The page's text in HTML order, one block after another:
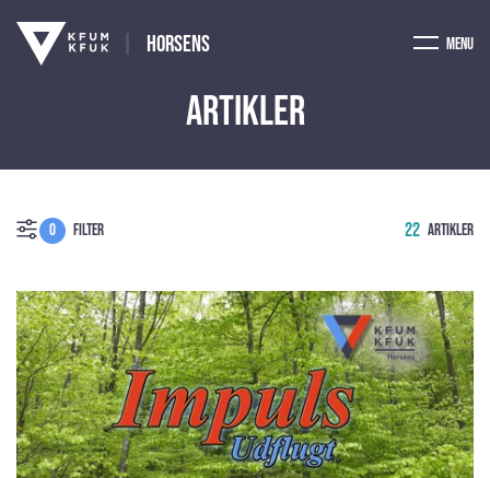
Horsens Menu
Artikler
0 Filter 22 artikler